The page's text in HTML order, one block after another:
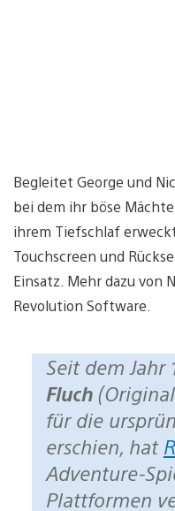
Begleitet George und
bei dem ihr böse
ihrem Tiefschlaf
Touchscreen und
Einsatz. Mehr dazu von
Revolution Software.
Seit dem Jahr
Fluch
für die
erschien, hat
Adventure-
Plattformen